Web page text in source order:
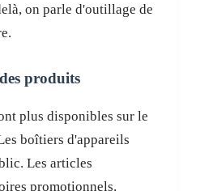
on parle d'outillage de
produits
plus disponibles sur le
boîtiers d'appareils
Les articles
promotionnels.